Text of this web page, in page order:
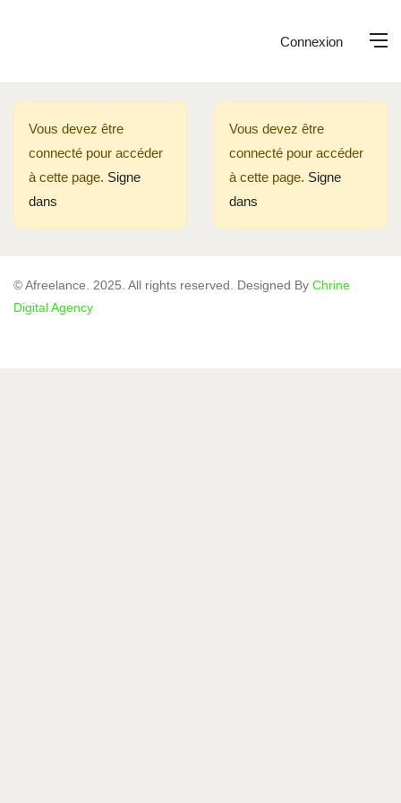
Connexion
Vous devez être
connecté pour accéder
à cette page. Signe
dans
Vous devez être
connecté pour accéder
à cette page. Signe
dans
© Afreelance. 2025. All rights reserved. Designed By Chrine
Digital Agency